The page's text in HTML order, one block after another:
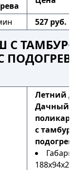
527 руб.
С
Летний
Дачный
с